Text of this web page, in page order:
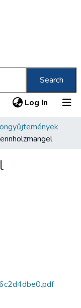
Search
Log In (current)